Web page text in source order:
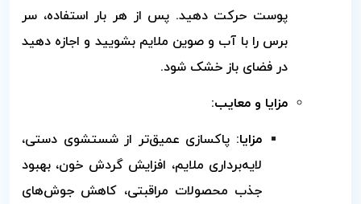
پوست حرکت دهید. پس از هر بار استفاده، سر
برس را با آب و صوین ملایم بشویید و اجازه دهید
در فضای باز خشک شود.
مزایا و معایب:
مزایا: پاکسازی عمیق‌تر از شستشوی دستی،
لایه‌برداری ملایم، افزایش گردش خون، بهبود
جذب محصولات مراقبتی، کاهش جوش‌های